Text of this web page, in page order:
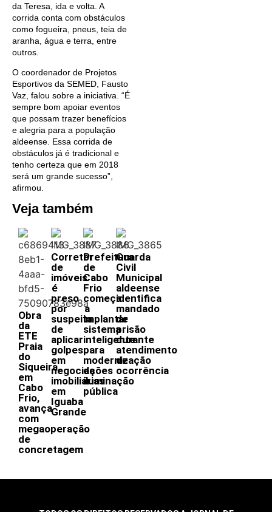
da Teresa, ida e volta. A
corrida conta com obstáculos
como fogueira, pneus, teia de
aranha, água e terra, entre
outros.
O coordenador de Projetos
Esportivos da SEMED, Fausto
Vaz, falou sobre a iniciativa. “É
sempre bom apoiar eventos
que possam trazer benefícios
e alegria para a população
aldeense. Essa corrida de
obstáculos já é tradicional e
tenho certeza que em 2018
será um grande sucesso”,
afirmou.
Veja também
Obra
da
ETE
Praia
do
Siqueira,
em
Cabo
Frio,
avança
com
megaoperação
de
concretagem
Corretor
de
imóveis
é
preso
por
suspeita
de
aplicar
golpes
em
negociações
imobiliárias
em
Iguaba
Grande
Prefeitura
de
Cabo
Frio
começa
a
implantar
sistema
inteligente
para
modernização
da
iluminação
pública
Guarda
Civil
Municipal
aldeense
identifica
mandado
de
prisão
durante
atendimento
de
ocorrência